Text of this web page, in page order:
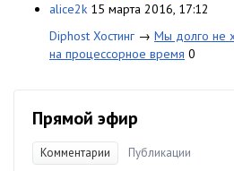
alice2k 15 марта 2016, 17:12
Diphost Хостинг → Мы долго не
на процессорное время 0
Прямой эфир
Комментарии Публикации